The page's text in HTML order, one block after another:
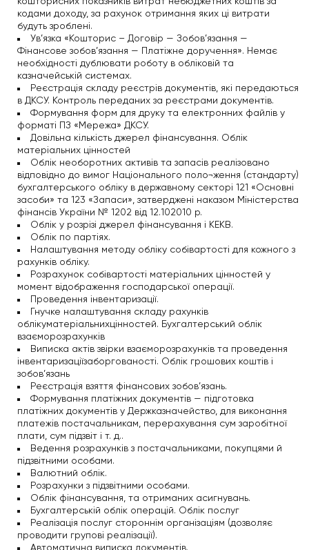
кодами доходу, за рахунок отримання яких ці витрати
будуть зроблені.
Ув’язка «Кошторис – Договір — Зобов’язання —
Фінансове зобов’язання — Платіжне доручення». Немає
необхідності дублювати роботу в обліковій та
казначейській системах.
Реєстрація складу реєстрів документів, які передаються
в ДКСУ. Контроль переданих за реєстрами документів.
Формування форм для друку та електронних файлів у
форматі ПЗ «Мережа» ДКСУ.
Довільна кількість джерел фінансування. Облік
матеріальних цінностей
Облік необоротних активів та запасів реалізовано
відповідно до вимог Національного поло¬ження (стандарту)
бухгалтерського обліку в державному секторі 121 «Основні
засоби» та 123 «Запаси», затверджені наказом Міністерства
фінансів України № 1202 від 12.102010 р.
Облік у розрізі джерел фінансування і КЕКВ.
Облік по партіях.
Налаштування методу обліку собівартості для кожного з
рахунків обліку.
Розрахунок собівартості матеріальних цінностей у
момент відображення господарської операції.
Проведення інвентаризації.
Гнучке налаштування складу рахунків
облікуматеріальнихцінностей. Бухгалтерський облік
взаєморозрахунків
Виписка актів звірки взаєморозрахунків та проведення
інвентаризаціїзаборгованості. Облік грошових коштів і
зобов’язань
Реєстрація взяття фінансових зобов’язань.
Формування платіжних документів — підготовка
платіжних документів у Держказначейство, для виконання
платежів постачальникам, перерахування сум заробітної
плати, сум підзвіт і т. д..
Ведення розрахунків з постачальниками, покупцями й
підзвітними особами.
Валютний облік.
Розрахунки з підзвітними особами.
Облік фінансування, та отриманих асигнувань.
Бухгалтерській облік операцій. Облік послуг
Реалізація послуг стороннім організаціям (дозволяє
проводити групові реалізації).
Автоматична виписка документів.